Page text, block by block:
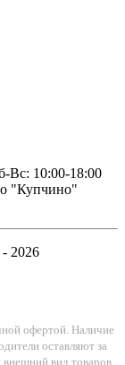
Вс: 10:00-18:00
"Купчино"
2026
офертой. Наличие
оставляют за
внешний вид товаров